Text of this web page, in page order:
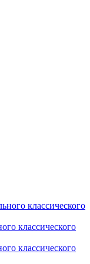
классического
классического